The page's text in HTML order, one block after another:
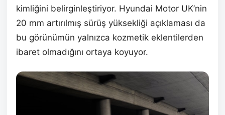
kimliğini belirginleştiriyor. Hyundai Motor UK’nin
20 mm artırılmış sürüş yüksekliği açıklaması da
bu görünümün yalnızca kozmetik eklentilerden
ibaret olmadığını ortaya koyuyor.